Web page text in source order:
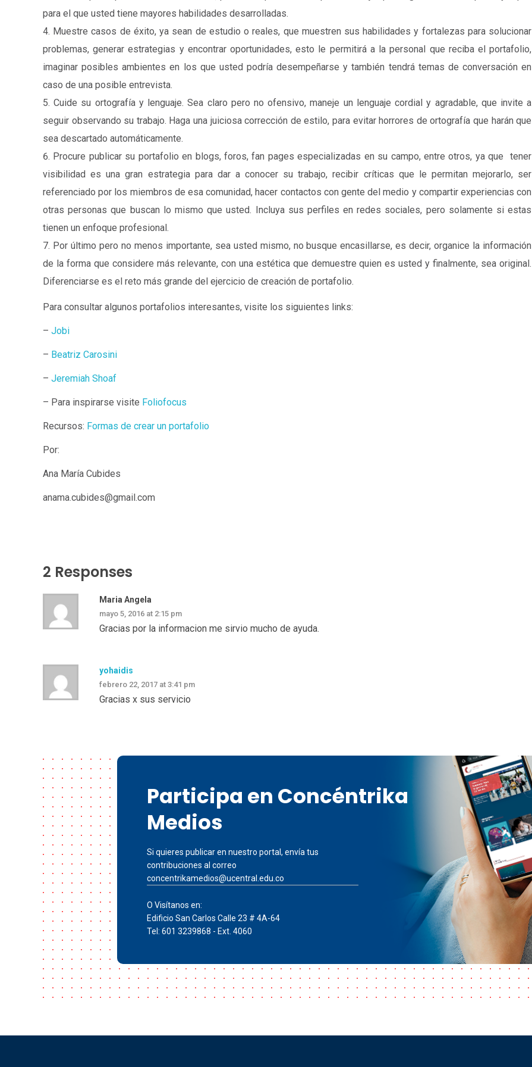
para el que usted tiene mayores habilidades desarrolladas.
Muestre casos de éxito, ya sean de estudio o reales, que muestren sus habilidades y fortalezas para solucionar
problemas, generar estrategias y encontrar oportunidades, esto le permitirá a la personal que reciba el portafolio,
imaginar posibles ambientes en los que usted podría desempeñarse y también tendrá temas de conversación en
caso de una posible entrevista.
Cuide su ortografía y lenguaje. Sea claro pero no ofensivo, maneje un lenguaje cordial y agradable, que invite a
seguir observando su trabajo. Haga una juiciosa corrección de estilo, para evitar horrores de ortografía que harán que
sea descartado automáticamente.
Procure publicar su portafolio en blogs, foros, fan pages especializadas en su campo, entre otros, ya que tener
visibilidad es una gran estrategia para dar a conocer su trabajo, recibir críticas que le permitan mejorarlo, ser
referenciado por los miembros de esa comunidad, hacer contactos con gente del medio y compartir experiencias con
otras personas que buscan lo mismo que usted. Incluya sus perfiles en redes sociales, pero solamente si estas
tienen un enfoque profesional.
Por último pero no menos importante, sea usted mismo, no busque encasillarse, es decir, organice la información
de la forma que considere más relevante, con una estética que demuestre quien es usted y finalmente, sea original.
Diferenciarse es el reto más grande del ejercicio de creación de portafolio.
Para consultar algunos portafolios interesantes, visite los siguientes links:
– Jobi
– Beatriz Carosini
– Jeremiah Shoaf
– Para inspirarse visite Foliofocus
Recursos: Formas de crear un portafolio
Por:
Ana María Cubides
anama.cubides@gmail.com
2 Responses
Maria Angela
mayo 5, 2016 at 2:15 pm
Gracias por la informacion me sirvio mucho de ayuda.
yohaidis
febrero 22, 2017 at 3:41 pm
Gracias x sus servicio
Participa en Concéntrika
Medios
Si quieres publicar en nuestro portal, envía tus
contribuciones al correo
concentrikamedios@ucentral.edu.co
O Visítanos en:
Edificio San Carlos Calle 23 # 4A-64
Tel: 601 3239868 - Ext. 4060